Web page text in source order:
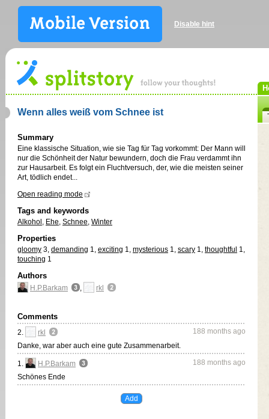
Disable hint
Wenn alles weiß vom Schnee ist
Summary
Eine klassische Situation, wie sie Tag für Tag vorkommt: Der Mann will
nur die Schönheit der Natur bewundern, doch die Frau verdammt ihn
zur Hausarbeit. Es folgt ein Fluchtversuch, der, wie die meisten seiner
Art, tödlich endet...
Open reading mode
Tags and keywords
Alkohol , Ehe, Schnee, Winter
Properties
gloomy 3, demanding 1, exciting 1, mysterious 1, scary 1, thoughtful 1,
touching 1
Authors
H.P.Barkam , rkl
Comments
2. rkl
188 months ago
Danke, war aber auch eine gute Zusammenarbeit.
1. H.P.Barkam
188 months ago
Schönes Ende